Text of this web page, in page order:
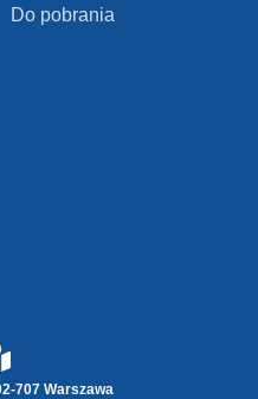
Do pobrania
707 Warszawa